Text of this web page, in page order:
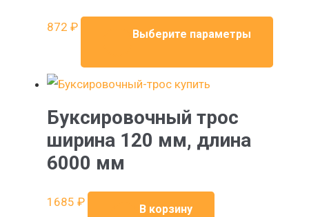
872 ₽
Выберите параметры
имеет
Буксировочный трос
ширина 120 мм, длина
6000 мм
1685 ₽
В корзину